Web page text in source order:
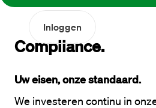
Inloggen
Compliance.
Uw eisen, onze standaard.
We investeren continu in